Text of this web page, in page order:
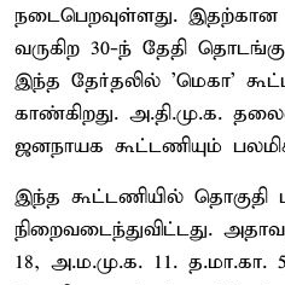
நடைபெறவுள்ளது. இதற்கான
வருகிற 30-ந் தேதி
இந்த தேர்தலில் 'மெகா'
காண்கிறது. அ.தி.மு.க.
ஜனநாயக கூட்டணியும்
இந்த கூட்டணியில் தொகுதி
நிறைவடைந்துவிட்டது.
18, அ.ம.மு.க. 11.